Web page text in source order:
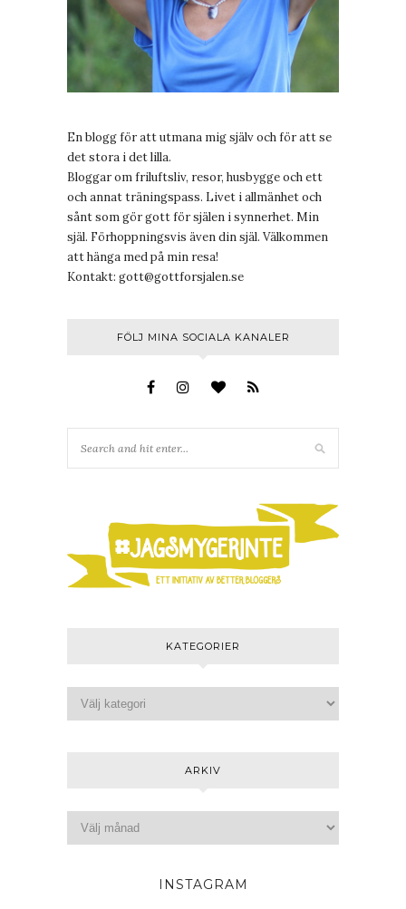
En blogg för att utmana mig själv och för att se
det stora i det lilla.
Bloggar om friluftsliv, resor, husbygge och ett
och annat träningspass. Livet i allmänhet och
sånt som gör gott för själen i synnerhet. Min
själ. Förhoppningsvis även din själ. Välkommen
att hänga med på min resa!
Kontakt: gott@gottforsjalen.se
FÖLJ MINA SOCIALA KANALER
KATEGORIER
ARKIV
INSTAGRAM